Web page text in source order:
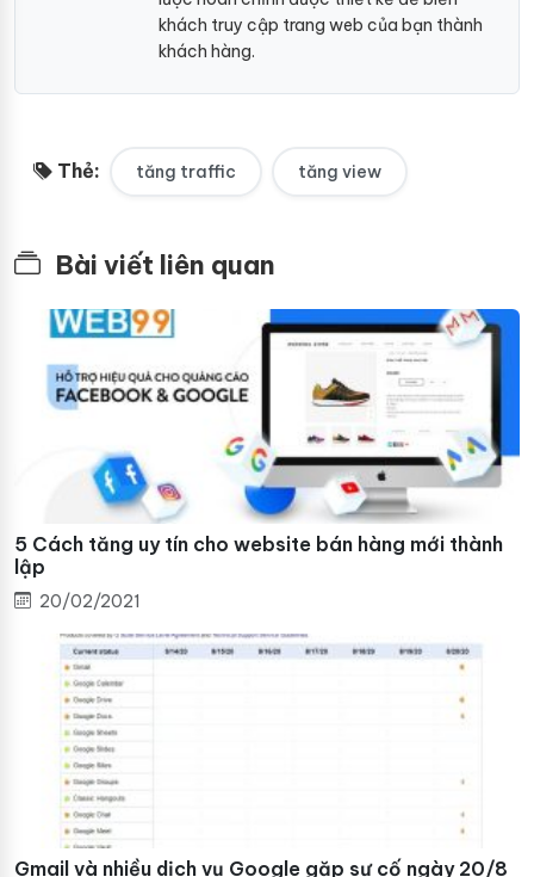
khách truy cập trang web của bạn thành
khách hàng.
Thẻ: tăng traffic tăng view
Bài viết liên quan
5 Cách tăng uy tín cho website bán hàng mới thành
lập
20/02/2021
Gmail và nhiều dịch vụ Google gặp sự cố ngày 20/8